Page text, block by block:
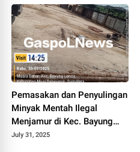
Pemasakan dan Penyulingan
Minyak Mentah Ilegal
Menjamur di Kec. Bayung
Lencir
July 31, 2025